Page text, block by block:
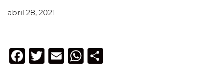
abril 28, 2021
F
T
E
W